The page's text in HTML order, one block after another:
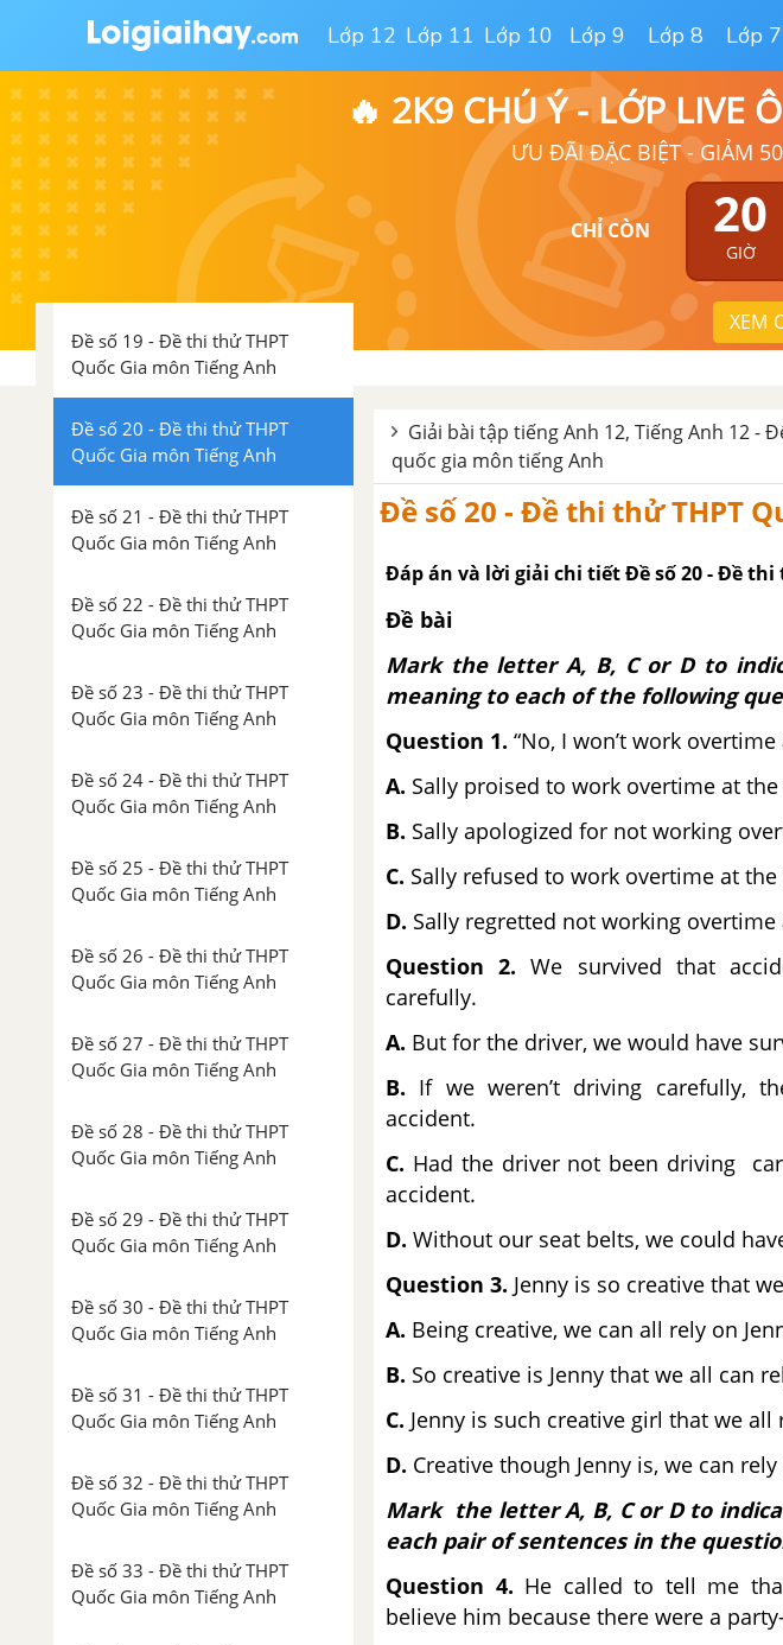
Lớp 12 Lớp 11 Lớp 10 Lớp 9 Lớp 8 Lớp 7
🔥 2K9 CHÚ Ý - LỚP LIVE
ƯU ĐÃI ĐẶC BIỆT - GIẢM
CHỈ CÒN 20
GIỜ
XEM
Quốc Gia môn Tiếng Anh
Đề số 16 - Đề thi thử THPT
Quốc Gia môn Tiếng Anh
Đề số 17 - Đề thi thử THPT
Quốc Gia môn Tiếng Anh
Đề số 18 - Đề thi thử THPT
Quốc Gia môn Tiếng Anh
Đề số 19 - Đề thi thử THPT
Quốc Gia môn Tiếng Anh
Đề số 20 - Đề thi thử THPT
Quốc Gia môn Tiếng Anh
Đề số 21 - Đề thi thử THPT
Quốc Gia môn Tiếng Anh
Đề số 22 - Đề thi thử THPT
Quốc Gia môn Tiếng Anh
Đề số 23 - Đề thi thử THPT
Quốc Gia môn Tiếng Anh
Đề số 24 - Đề thi thử THPT
Quốc Gia môn Tiếng Anh
Đề số 25 - Đề thi thử THPT
Quốc Gia môn Tiếng Anh
Đề số 26 - Đề thi thử THPT
Quốc Gia môn Tiếng Anh
Đề số 27 - Đề thi thử THPT
Quốc Gia môn Tiếng Anh
Đề số 28 - Đề thi thử THPT
Quốc Gia môn Tiếng Anh
Đề số 29 - Đề thi thử THPT
Quốc Gia môn Tiếng Anh
Đề số 30 - Đề thi thử THPT
Quốc Gia môn Tiếng Anh
Đề số 31 - Đề thi thử THPT
Quốc Gia môn Tiếng Anh
Đề số 32 - Đề thi thử THPT
Quốc Gia môn Tiếng Anh
Đề số 33 - Đề thi thử THPT
Quốc Gia môn Tiếng Anh
Giải bài tập tiếng Anh 12, Tiếng Anh 12 -
quốc gia môn tiếng Anh
Đề số 20 - Đề thi thử THPT
Đáp án và lời giải chi tiết Đề số 20 - Đề thi
Đề bài
Mark the letter A, B, C or D to
meaning to each of the following
Question 1. “No, I won’t work
A. Sally proised to work overtime at the
B. Sally apologized for not working
C. Sally refused to work overtime at the
D. Sally regretted not working overtime
Question 2.We survived that
carefully.
A. But for the driver, we would have
B. If we weren’t driving carefully,
accident.
C. Had the driver not been driving
accident.
D. Without our seat belts, we could
Question 3. Jenny is so creative that
A. Being creative, we can all rely on
B. So creative is Jenny that we all can
C. Jenny is such creative girl that we
D. Creative though Jenny is, we can
Mark the letter A, B, C or D to
each pair of sentences in the
Question 4. He called to tell me
believe him because there were a